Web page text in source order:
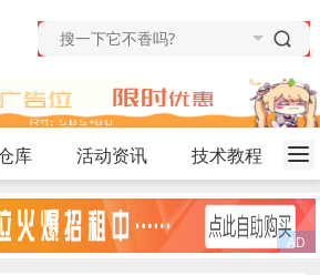
库 活动资讯 技术教程